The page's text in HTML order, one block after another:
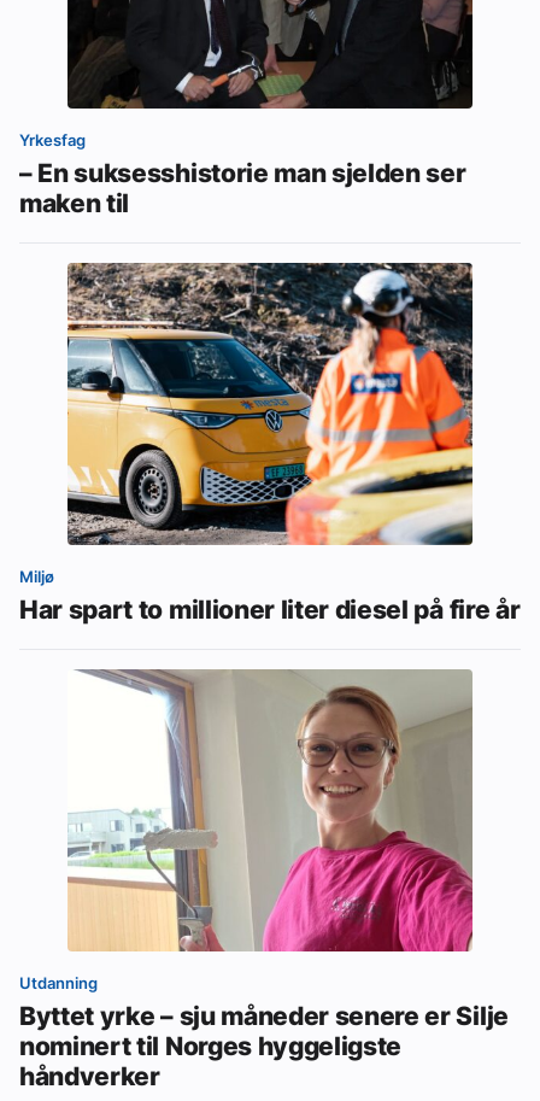
Yrkesfag
– En suksesshistorie man sjelden ser
maken til
Miljø
Har spart to millioner liter diesel på fire år
Utdanning
Byttet yrke – sju måneder senere er Silje
nominert til Norges hyggeligste
håndverker